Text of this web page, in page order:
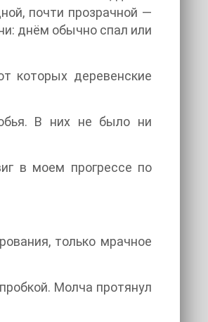
почти прозрачной —
днём обычно спал или
которых деревенские
В них не было ни
в моем прогрессе по
только мрачное
Молча протянул